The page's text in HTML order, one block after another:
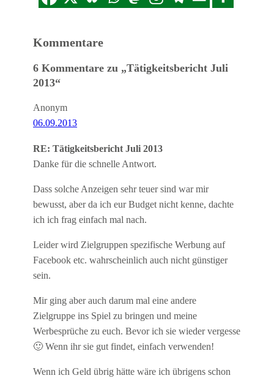
Kommentare
6 Kommentare zu „Tätigkeitsbericht Juli
2013“
Anonym
06.09.2013
RE: Tätigkeitsbericht Juli 2013
Danke für die schnelle Antwort.
Dass solche Anzeigen sehr teuer sind war mir
bewusst, aber da ich eur Budget nicht kenne, dachte
ich ich frag einfach mal nach.
Leider wird Zielgruppen spezifische Werbung auf
Facebook etc. wahrscheinlich auch nicht günstiger
sein.
Mir ging aber auch darum mal eine andere
Zielgruppe ins Spiel zu bringen und meine
Werbesprüche zu euch. Bevor ich sie wieder vergesse
🙂 Wenn ihr sie gut findet, einfach verwenden!
Wenn ich Geld übrig hätte wäre ich übrigens schon